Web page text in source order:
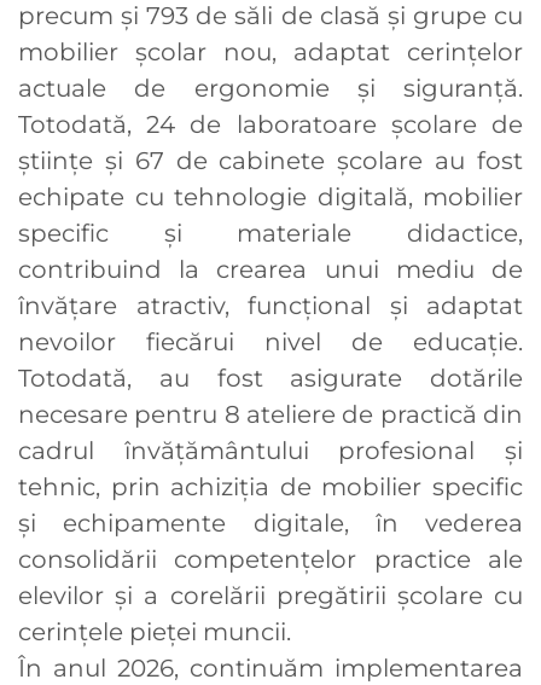
precum și 793 de săli de clasă și grupe cu
mobilier școlar nou, adaptat cerințelor
actuale de ergonomie și siguranță.
Totodată, 24 de laboratoare școlare de
științe și 67 de cabinete școlare au fost
echipate cu tehnologie digitală, mobilier
specific și materiale didactice,
contribuind la crearea unui mediu de
învățare atractiv, funcțional și adaptat
nevoilor fiecărui nivel de educație.
Totodată, au fost asigurate dotările
necesare pentru 8 ateliere de practică din
cadrul învățământului profesional și
tehnic, prin achiziția de mobilier specific
și echipamente digitale, în vederea
consolidării competențelor practice ale
elevilor și a corelării pregătirii școlare cu
cerințele pieței muncii.
În anul 2026, continuăm implementarea